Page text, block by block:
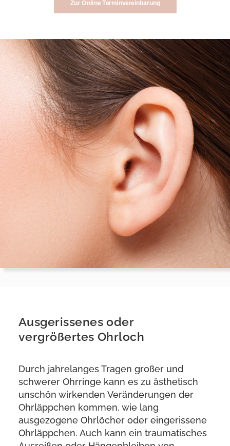
Zur Online Terminvereinbarung
Ausgerissenes oder
vergrößertes Ohrloch
Durch jahrelanges Tragen großer und
schwerer Ohrringe kann es zu ästhetisch
unschön wirkenden Veränderungen der
Ohrläppchen kommen, wie lang
ausgezogene Ohrlöcher oder eingerissene
Ohrläppchen. Auch kann ein traumatisches